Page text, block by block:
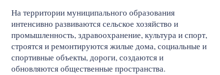
На территории муниципального образования
интенсивно развиваются сельское хозяйство и
промышленность, здравоохранение, культура и спорт,
строятся и ремонтируются жилые дома, социальные и
спортивные объекты, дороги, создаются и
обновляются общественные пространства.